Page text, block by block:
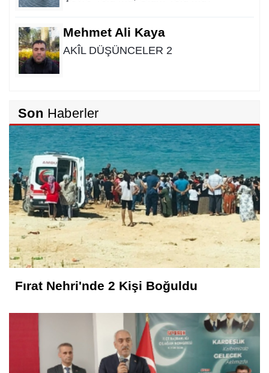
Mehmet Ali Kaya
AKÎL DÜŞÜNCELER 2
SAHİDEN ŞANLIURFA SAHİPSİZ Mİ?
Cemil Yeşildağ
Dersa Mentikî û Lûyê
Mustafa Karadağlı
NİTELİK
NEREYE GİDİYOR BU TOPLUM? NE
KONUK YAZAR
Son Haberler
Fırat Nehri'nde 2 Kişi Boğuldu